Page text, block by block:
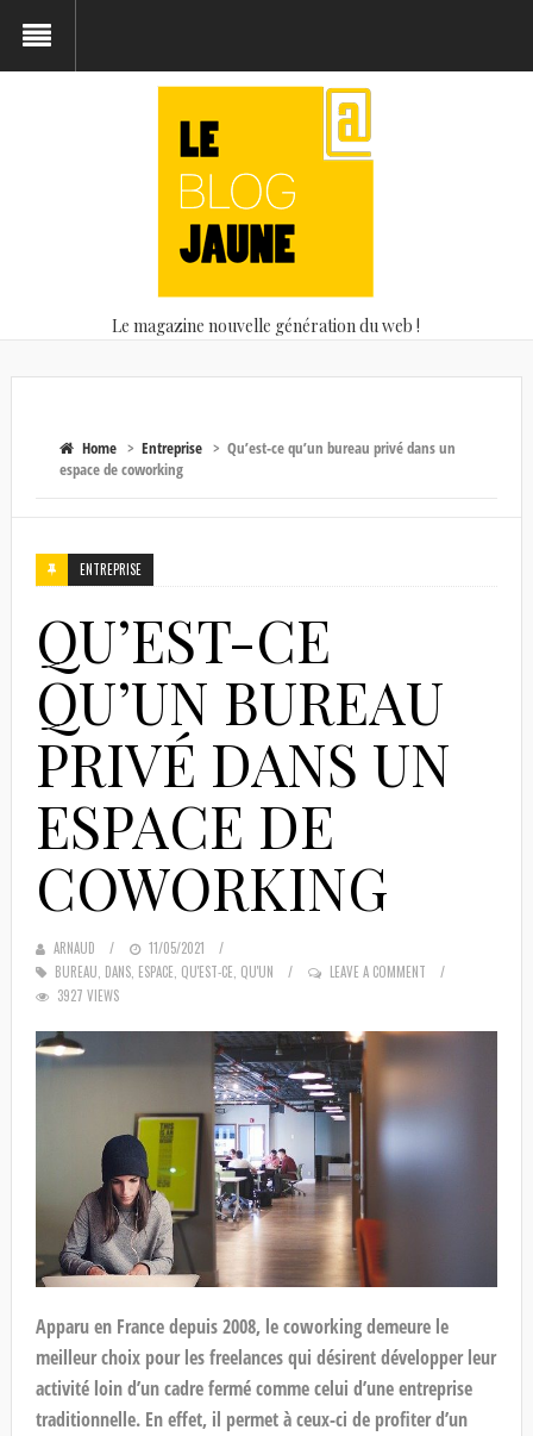
Le magazine nouvelle génération du web !
Home> Entreprise> Qu’est-ce qu’un bureau privé dans un
espace de coworking
ENTREPRISE
QU’EST-CE
QU’UN BUREAU
PRIVÉ DANS UN
ESPACE DE
COWORKING
ARNAUD
POSTED
ON
11/05/2021
BUREAU DANS, ESPACE QU'EST-CE QU'UN
LEAVE A COMMENT
3927 VIEWS
Apparu en France depuis 2008, le coworking demeure le
meilleur choix pour les freelances qui désirent développer leur
activité loin d’un cadre fermé comme celui d’une entreprise
traditionnelle. En effet, il permet à ceux-ci de profiter d’un